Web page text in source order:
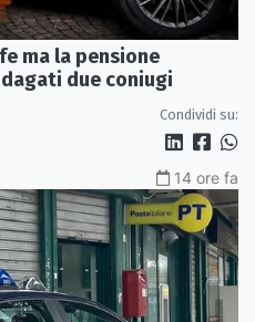
ma la pensione
due coniugi
Condividi su:
14 ore fa